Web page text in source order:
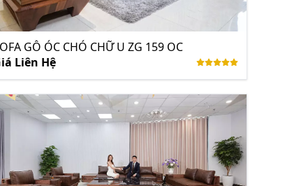
GỖ ÓC CHÓ CHỮ U ZG 159 OC
Liên Hệ